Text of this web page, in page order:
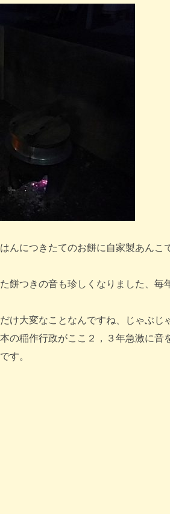
んにつきたてのお餅に自家製あんこ
つきの音も珍しくなりました、毎
け大変なことなんですね、じゃぶじ
の稲作行政がここ２，３年急激に音
す。